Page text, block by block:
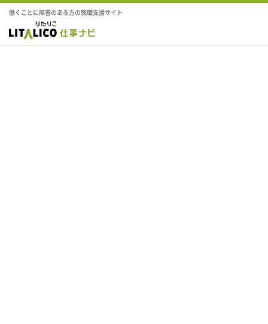
働くことに障害のある方の就職支援サイト